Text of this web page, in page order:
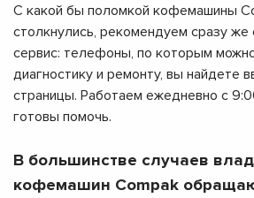
С какой бы поломкой кофемашины
столкнулись, рекомендуем сразу
сервис: телефоны, по которым
диагностику и ремонту, вы найдете
страницы. Работаем ежедневно с
готовы помочь.
В большинстве случаев
кофемашин Compak